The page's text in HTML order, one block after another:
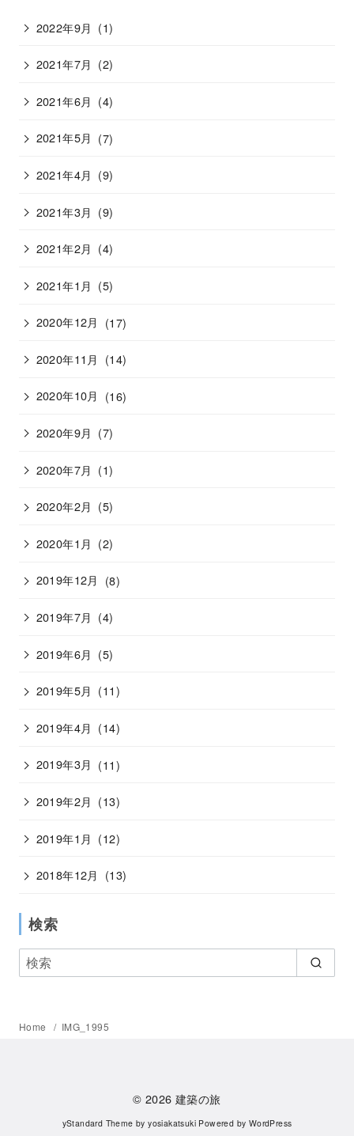
2022年9月 (1)
2021年7月 (2)
2021年6月 (4)
2021年5月 (7)
2021年4月 (9)
2021年3月 (9)
2021年2月 (4)
2021年1月 (5)
2020年12月 (17)
2020年11月 (14)
2020年10月 (16)
2020年9月 (7)
2020年7月 (1)
2020年2月 (5)
2020年1月 (2)
2019年12月 (8)
2019年7月 (4)
2019年6月 (5)
2019年5月 (11)
2019年4月 (14)
2019年3月 (11)
2019年2月 (13)
2019年1月 (12)
2018年12月 (13)
検索
Home IMG_1995
© 2026建築の旅
yStandard Theme byyosiakatsuki Powered by WordPress